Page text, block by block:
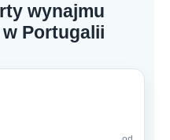
wynajmu
Portugalii